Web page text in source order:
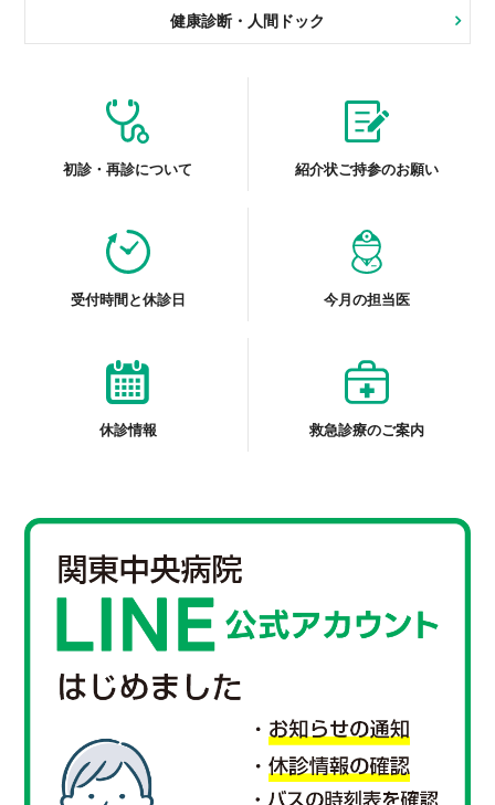
健康診断・人間ドック
初診・再診について 紹介状ご持参のお願い
受付時間と休診日 今月の担当医
休診情報 救急診療のご案内